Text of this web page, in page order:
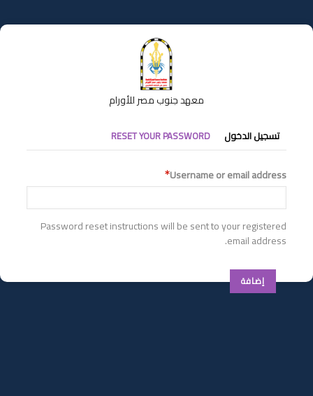
إلى
المحتوى
معهد جنوب مصر للأورام
التبويبات
الأساسية
تسجيل الدخول RESET YOUR PASSWORD
Username or email address
Password reset instructions will be sent to your registered
email address.